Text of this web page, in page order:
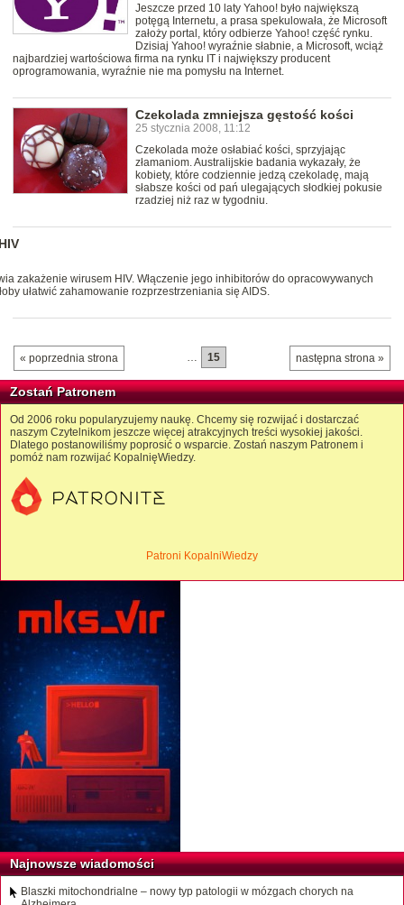
Jeszcze przed 10 laty Yahoo! było największą
potęgą Internetu, a prasa spekulowała, że Microsoft
założy portal, który odbierze Yahoo! część rynku.
Dzisiaj Yahoo! wyraźnie słabnie, a Microsoft, wciąż
najbardziej wartościowa firma na rynku IT i największy producent
oprogramowania, wyraźnie nie ma pomysłu na Internet.
Czekolada zmniejsza gęstość kości
25 stycznia 2008, 11:12
Czekolada może osłabiać kości, sprzyjając
złamaniom. Australijskie badania wykazały, że
kobiety, które codziennie jedzą czekoladę, mają
słabsze kości od pań ulegających słodkiej pokusie
rzadziej niż raz w tygodniu.
zakażenie wirusem HIV. Włączenie jego inhibitorów do opracowywanych
ułatwić zahamowanie rozprzestrzeniania się AIDS.
« poprzednia strona następna strona »
… 15
Zostań Patronem
Od 2006 roku popularyzujemy naukę. Chcemy się rozwijać i dostarczać
naszym Czytelnikom jeszcze więcej atrakcyjnych treści wysokiej jakości.
Dlatego postanowiliśmy poprosić o wsparcie. Zostań naszym Patronem i
pomóż nam rozwijać KopalnięWiedzy.
Patroni KopalniWiedzy
Najnowsze wiadomości
Blaszki mitochondrialne – nowy typ patologii w mózgach chorych na